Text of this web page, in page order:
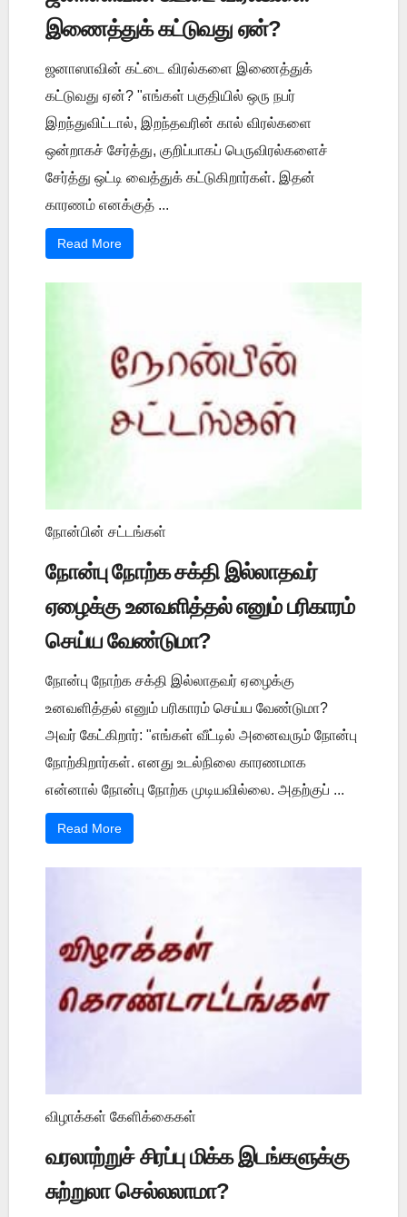
இணைத்துக் கட்டுவது ஏன்?
ஜனாஸாவின் கட்டை விரல்களை இணைத்துக்
கட்டுவது ஏன்? "எங்கள் பகுதியில் ஒரு நபர்
இறந்துவிட்டால், இறந்தவரின் கால் விரல்களை
ஒன்றாகச் சேர்த்து, குறிப்பாகப் பெருவிரல்களைச்
சேர்த்து ஒட்டி வைத்துக் கட்டுகிறார்கள். இதன்
காரணம் எனக்குத் ...
Read More
நோன்பின் சட்டங்கள்
நோன்பு நோற்க சக்தி இல்லாதவர்
ஏழைக்கு உனவளித்தல் எனும் பரிகாரம்
செய்ய வேண்டுமா?
நோன்பு நோற்க சக்தி இல்லாதவர் ஏழைக்கு
உனவளித்தல் எனும் பரிகாரம் செய்ய வேண்டுமா?
அவர் கேட்கிறார்: "எங்கள் வீட்டில் அனைவரும் நோன்பு
நோற்கிறார்கள். எனது உடல்நிலை காரணமாக
என்னால் நோன்பு நோற்க முடியவில்லை. அதற்குப் ...
Read More
விழாக்கள் கேளிக்கைகள்
வரலாற்றுச் சிரப்பு மிக்க இடங்களுக்கு
சுற்றுலா செல்லலாமா?